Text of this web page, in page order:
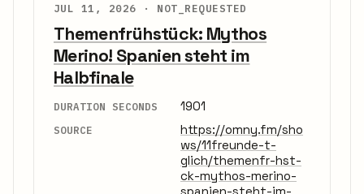
JUL 11, 2026 · NOT_REQUESTED
Themenfrühstück: Mythos
Merino! Spanien steht im
Halbfinale
DURATION SECONDS 1901
SOURCE
https://omny.fm/sho
ws/11freunde-t-
glich/themenfr-hst-
ck-mythos-merino-